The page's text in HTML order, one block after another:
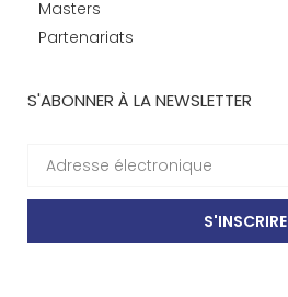
Masters
Partenariats
S'ABONNER À LA NEWSLETTER
S'INSCRIRE